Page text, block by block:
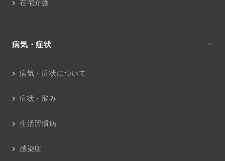
在宅介護
病気・症状
病気・症状について
症状・悩み
生活習慣病
感染症